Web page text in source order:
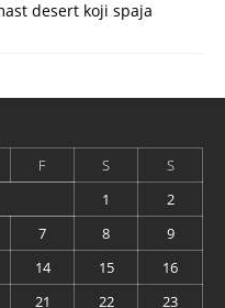
desert koji spaja
F S
S
1
2
7 8
9
14 15
16
21 22 23